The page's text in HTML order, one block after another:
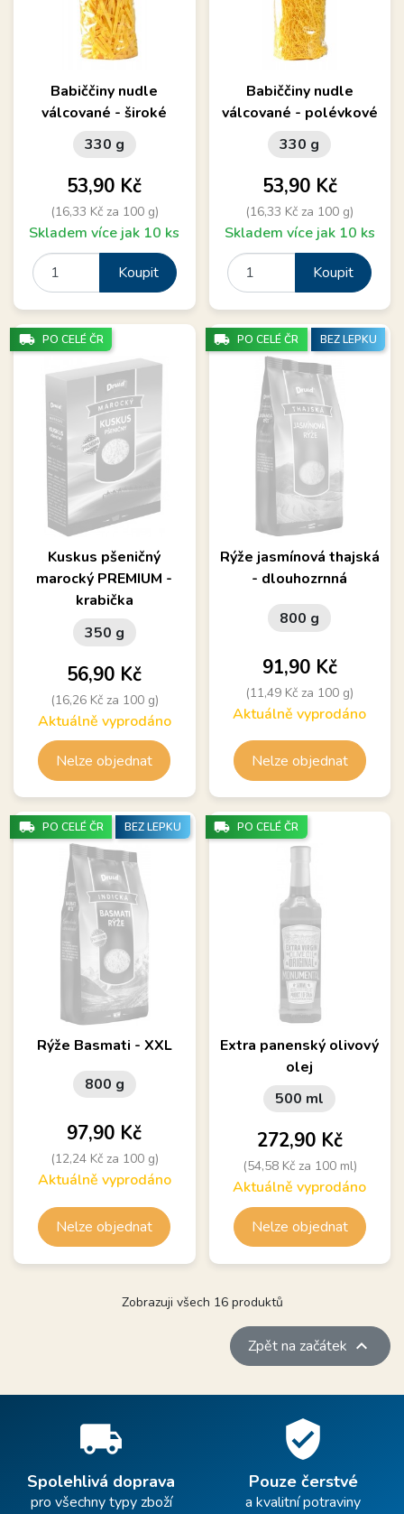
Babiččiny nudle
válcované - široké
330 g
Cena
53,90 Kč
(16,33 Kč za 100 g)
Skladem více jak 10 ks
Koupit
Babiččiny nudle
válcované - polévkové
330 g
Cena
53,90 Kč
(16,33 Kč za 100 g)
Skladem více jak 10 ks
Koupit
Kuskus pšeničný
marocký PREMIUM -
krabička
350 g
Cena
56,90 Kč
(16,26 Kč za 100 g)
Aktuálně vyprodáno
Nelze objednat
local_shipping PO CELÉ ČR
Rýže jasmínová thajská
- dlouhozrnná
800 g
Cena
91,90 Kč
(11,49 Kč za 100 g)
Aktuálně vyprodáno
Nelze objednat
local_shipping PO CELÉ ČR BEZ LEPKU
Rýže Basmati - XXL
800 g
Cena
97,90 Kč
(12,24 Kč za 100 g)
Aktuálně vyprodáno
Nelze objednat
local_shipping PO CELÉ ČR BEZ LEPKU
Extra panenský olivový
olej
500 ml
Cena
272,90 Kč
(54,58 Kč za 100 ml)
Aktuálně vyprodáno
Nelze objednat
local_shipping PO CELÉ ČR
Zobrazuji všech 16 produktů
Zpět na začátek 
local_shipping
Spolehlivá doprava
pro všechny typy zboží
verified_user
Pouze čerstvé
a kvalitní potraviny